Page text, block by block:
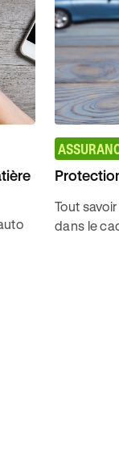
Tout
dans le